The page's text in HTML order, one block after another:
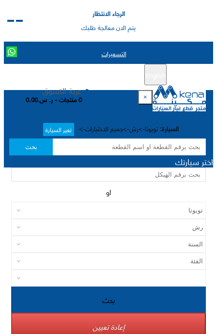
الرجاء الانتظار
يتم الان معالجة طلبك
التسعيرات
عربة التسوق
0 منتجات - ر. س.0.00
السيارة: تويوتا->رش->جميع الاختيارات-> تغير السيارة
بحث
×
اختر سيارتك
او
بحث
إعادة تعيين